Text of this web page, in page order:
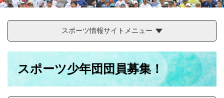
スポーツ情報サイトメニュー
スポーツ少年団団員募集！